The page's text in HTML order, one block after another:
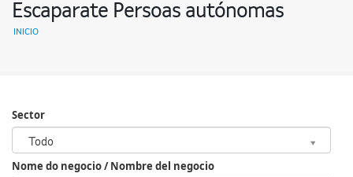
Escaparate Persoas autónomas
INICIO
Sector
Todo
Sector
Nome do negocio / Nombre del negocio